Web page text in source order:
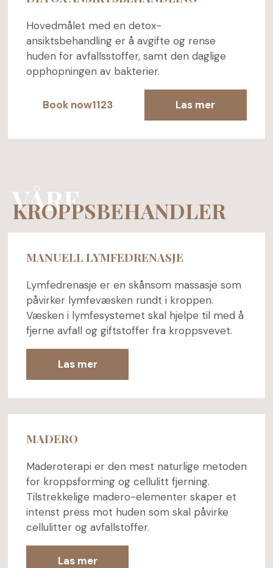
Hovedmålet med en detox-
ansiktsbehandling er å avgifte og rense
huden for avfallsstoffer, samt den daglige
opphopningen av bakterier.
Book now1123 Las mer
VÅRE
KROPPSBEHANDLER
MANUELL LYMFEDRENASJE
Lymfedrenasje er en skånsom massasje som
påvirker lymfevæsken rundt i kroppen.
Væsken i lymfesystemet skal hjelpe til med å
fjerne avfall og giftstoffer fra kroppsvevet.
Las mer
MADERO
Maderoterapi er den mest naturlige metoden
for kroppsforming og cellulitt fjerning.
Tilstrekkelige madero-elementer skaper et
intenst press mot huden som skal påvirke
cellulitter og avfallstoffer.
Las mer